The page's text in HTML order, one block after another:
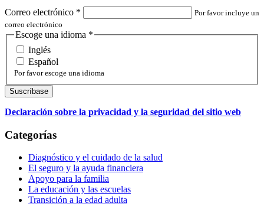
Correo electrónico *
Por favor incluye un
correo electrónico
Escoge una idioma *
Inglés
Español
Por favor escoge una idioma
Declaración sobre la privacidad y la seguridad del sitio web
Categorías
Diagnóstico y el cuidado de la salud
El seguro y la ayuda financiera
Apoyo para la familia
La educación y las escuelas
Transición a la edad adulta